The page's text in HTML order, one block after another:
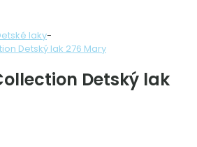
laky-
Detský lak 276 Mary
Detský lak